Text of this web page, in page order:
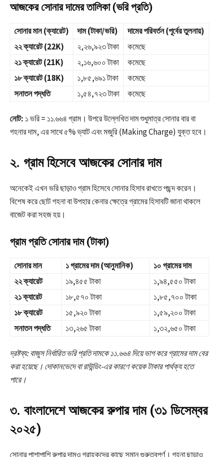
আজকের সোনার দামের তালিকা (ভরি প্রতি)
সোনার মান (ক্যারেট) দাম (টাকা/ভরি)
দামের পরিবর্তন (পূর্বের তুলনায়)
২২ ক্যারেট (22K)
২,২৬,৯২৩ টাকা
কমেছে
২১ ক্যারেট (21K)
২,১৬,৬০০ টাকা
কমেছে
১৮ ক্যারেট (18K)
১,৮৫,৬৯১ টাকা
কমেছে
সনাতন পদ্ধতি
১,৫৪,৭২৩ টাকা কমেছে
নোট: ১ ভরি = ১১.৬৬৪ গ্রাম। উপরে উল্লেখিত দাম শুধুমাত্র সোনার বার বা
গহনার দাম, এর সাথে ৫% ভ্যাট এবং মজুরি (Making Charge) যুক্ত হবে।
২. গ্রাম হিসেবে আজকের সোনার দাম
অনেকেই এখন ভরি ছাড়াও গ্রাম হিসেবে সোনার হিসাব রাখতে পছন্দ করেন।
বিশেষ করে ছোট গহনা বা উপহার কেনার ক্ষেত্রে গ্রামের হিসাবটি জানা থাকলে
বাজেট করা সহজ হয়।
গ্রাম প্রতি সোনার দাম (টাকা)
সোনার মান ১ গ্রামের দাম (আনুমানিক)
১০ গ্রামের দাম
২২ ক্যারেট
১৯,৪৫৫ টাকা
১,৯৪,৫৫০ টাকা
২১ ক্যারেট
১৮,৫৭০ টাকা
১,৮৫,৭০০ টাকা
১৮ ক্যারেট
১৫,৯২০ টাকা
১,৫৯,২০০ টাকা
সনাতন পদ্ধতি
১৩,২৬৫ টাকা ১,৩২,৬৫০ টাকা
দ্রষ্টব্য: বাজুস নির্ধারিত ভরি প্রতি দামকে ১১.৬৬৪ দিয়ে ভাগ করে গ্রামের দাম বের
করা হয়েছে। দোকানভেদে বা রাউন্ডিং-এর কারণে কয়েক টাকার পার্থক্য হতে
পারে।
৩. বাংলাদেশে আজকের রুপার দাম (৩১ ডিসেম্বর
২০২৫)
সোনার পাশাপাশি রুপার দামও গ্রাহকদের কাছে সমান গুরুত্বপূর্ণ। গহনা ছাড়াও